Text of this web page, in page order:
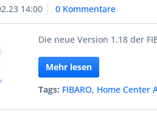
14:00 0 Kommentare
Die neue Version 1.18 der
Mehr lesen
Tags: FIBARO, Home Center